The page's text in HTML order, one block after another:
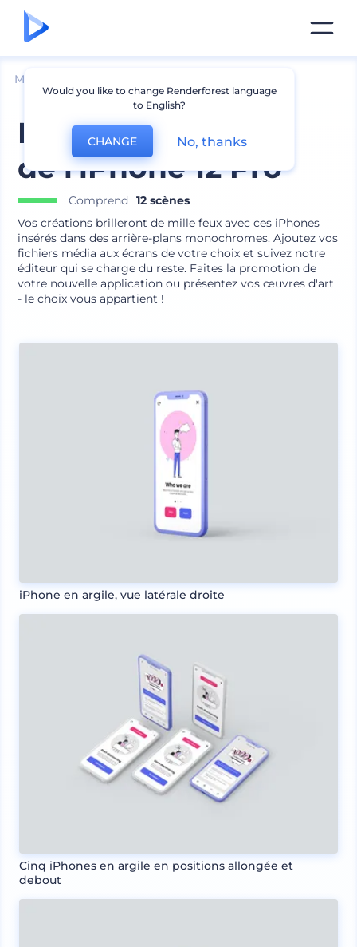
Mockups
Mockups en argile
de l'iPhone 12 Pro
Comprend
12 scènes
Vos créations brilleront de mille feux avec ces iPhones
insérés dans des arrière-plans monochromes. Ajoutez vos
fichiers média aux écrans de votre choix et suivez notre
éditeur qui se charge du reste. Faites la promotion de
votre nouvelle application ou présentez vos œuvres d'art
- le choix vous appartient !
iPhone en argile, vue latérale droite
Cinq iPhones en argile en positions allongée et
debout
Would you like to change Renderforest language
to English?
CHANGE No, thanks